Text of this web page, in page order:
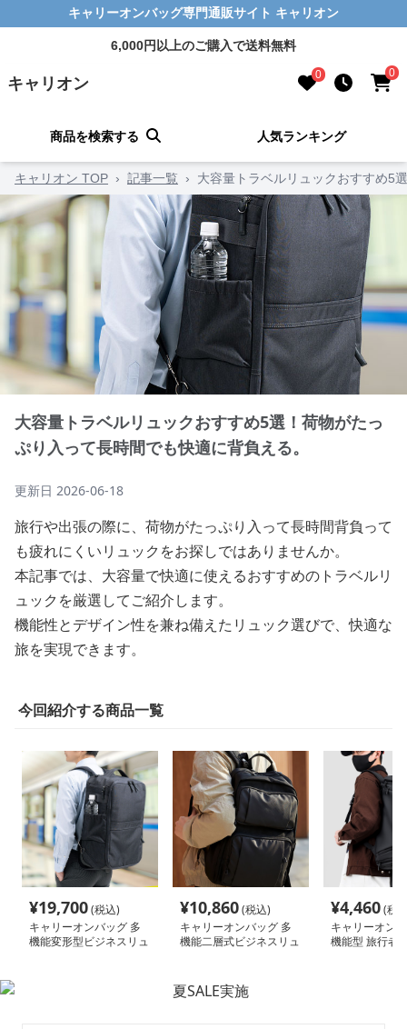
キャリーオンバッグ専門通販サイト キャリオン
6,000円以上のご購入で送料無料
キャリオン 0 0
商品を検索する 人気ランキング
キャリオン TOP › 記事一覧 › 大容量トラベルリュックおすすめ5
大容量トラベルリュックおすすめ5選！荷物がたっ
ぷり入って長時間でも快適に背負える。
更新日 2026-06-18
旅行や出張の際に、荷物がたっぷり入って長時間背負って
も疲れにくいリュックをお探しではありませんか。
本記事では、大容量で快適に使えるおすすめのトラベルリ
ュックを厳選してご紹介します。
機能性とデザイン性を兼ね備えたリュック選びで、快適な
旅を実現できます。
今回紹介する商品一覧
¥19,700(税込)
キャリーオンバッグ 多
機能変形型ビジネスリュ
¥10,860(税込)
キャリーオンバッグ 多
機能二層式ビジネスリュ
¥4,460(税
キャリーオン
機能型 旅行者